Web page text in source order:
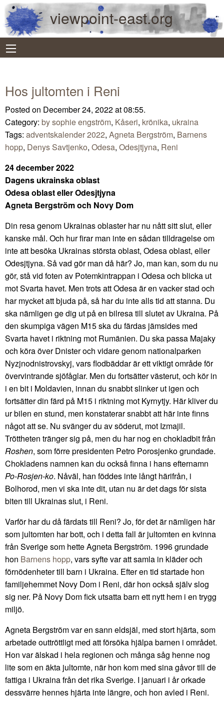
viewpoint-east.org
Hos jultomten i Reni
Posted on December 24, 2022 at 08:55.
Category: by sophie engström, Kåseri, krönika, ukraina
Tags: adventskalender 2022, Agneta Bergström, Barnens
hopp, Denys Savtjenko, Odesa, Odesjtjyna, Reni
24 december 2022
Dagens ukrainska oblast
Odesa oblast eller Odesjtjyna
Agneta Bergström och Novy Dom
Din resa genom Ukrainas oblaster har nu nått sitt slut, eller
kanske mål. Och hur firar man inte en sådan tilldragelse om
inte att besöka Ukrainas största oblast, Odesa oblast, eller
Odesjtjyna. Så vad gör man då här? Jo, man kan, som du nu
gör, stå vid foten av Potemkintrappan i Odesa och blicka ut
mot Svarta havet. Men trots att Odesa är en vacker stad och
har mycket att bjuda på, så har du inte alls tid att stanna. Du
ska nämligen ge dig ut på en bilresa till slutet av Ukraina. På
den skumpiga vägen M15 ska du färdas jämsides med
Svarta havet i riktning mot Rumänien. Du ska passa Majaky
och köra över Dnister och vidare genom nationalparken
Nyzjnodnistrovskyj, vars flodbäddar är ett viktigt område för
övervintrande sjöfåglar. Men du fortsätter västerut, och kör in
i en bit i Moldavien, innan du snabbt slinker ut igen och
fortsätter din färd på M15 i riktning mot Kyrnytjy. Här kliver du
ur bilen en stund, men konstaterar snabbt att här inte finns
något att se. Nu svänger du av söderut, mot Izmajil.
Tröttheten tränger sig på, men du har nog en chokladbit från
Roshen, som förre presidenten Petro Porosjenko grundade.
Chokladens namnen kan du också finna i hans efternamn
Po-Rosjen-ko. Nåväl, han föddes inte långt härifrån, i
Bolhorod, men vi ska inte dit, utan nu är det dags för sista
biten till Ukrainas slut, i Reni.
Varför har du då färdats till Reni? Jo, för det är nämligen här
som jultomten har bott, och i detta fall är jultomten en kvinna
från Sverige som hette Agneta Bergström. 1996 grundade
hon Barnens hopp, vars syfte var att samla in kläder och
förnödenheter till barn i Ukraina. Efter en tid startade hon
familjehemmet Novy Dom i Reni, där hon också själv slog
sig ner. På Novy Dom fick utsatta barn ett nytt hem i en trygg
miljö.
Agneta Bergström var en sann eldsjäl, med stort hjärta, som
arbetade outtröttligt med att försöka hjälpa barnen i området.
Hon var älskad i hela regionen och många såg henne nog
lite som en äkta jultomte, när hon kom med sina gåvor till de
fattiga i Ukraina från det rika Sverige. I januari i år orkade
dessvärre hennes hjärta inte längre, och hon avled i Reni.